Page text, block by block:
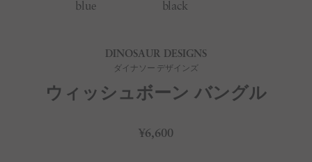
blue black
DINOSAUR DESIGNS
ダイナソー デザインズ
ウィッシュボーン バングル
¥6,600